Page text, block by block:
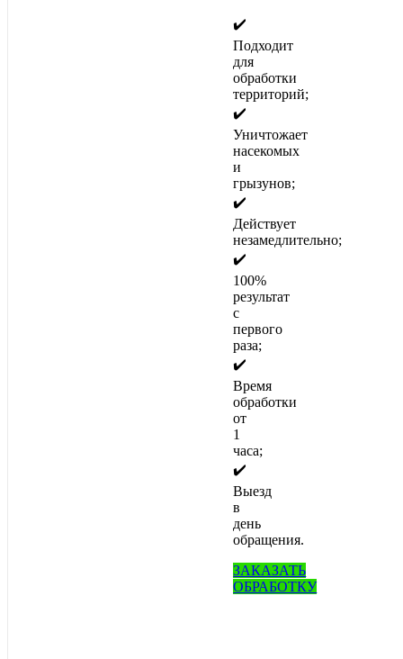
✔️
Подходит
для
обработки
территорий;
✔️
Уничтожает
насекомых
и
грызунов;
✔️
Действует
незамедлительно;
✔️
100%
результат
с
первого
раза;
✔️
Время
обработки
от
1
часа;
✔️
Выезд
в
день
обращения.
ЗАКАЗАТЬ
ОБРАБОТКУ